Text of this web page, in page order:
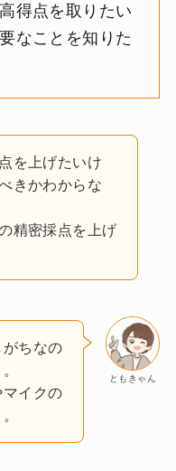
得点を取りたい
なことを知りた
を上げたいけ
きかわからな
精密採点を上げ
ともきゃん
ちなの
イクの